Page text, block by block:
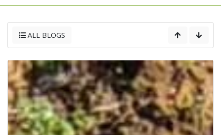
ALL BLOGS